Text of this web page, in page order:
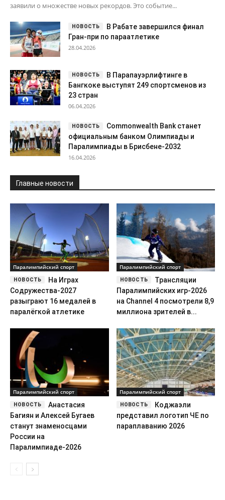
заявили о множестве новых рекордов. Это событие...
В Рабате завершился финал
Гран-при по параатлетике
28.04.2026
В Парапауэрлифтинге в
Бангкоке выступят 249 спортсменов из
23 стран
06.04.2026
Commonwealth Bank станет
официальным банком Олимпиады и
Паралимпиады в Брисбене-2032
16.04.2026
Главные новости
Паралимпийский спорт
На Играх
Содружества-2027
разыграют 16 медалей в
паралёгкой атлетике
Паралимпийский спорт
Трансляции
Паралимпийских игр-2026
на Channel 4 посмотрели 8,9
миллиона зрителей в...
Паралимпийский спорт
Анастасия
Багиян и Алексей Бугаев
станут знаменосцами
России на
Паралимпиаде-2026
Паралимпийский спорт
Коджаэли
представил логотип ЧЕ по
параплаванию 2026